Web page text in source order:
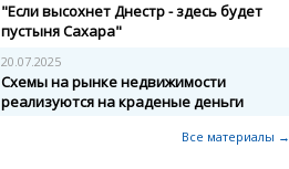
"Если высохнет Днестр - здесь будет
пустыня Сахара"
20.07.2025
Схемы на рынке недвижимости
реализуются на краденые деньги
Все материалы →